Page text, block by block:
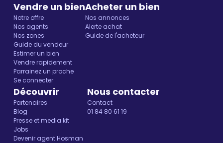
Vendre un bien
Notre offre
Nos agents
Nos zones
Guide du vendeur
Estimer un bien
Vendre rapidement
Parrainez un proche
Se connecter
Acheter un bien
Nos annonces
Alerte achat
Guide de l'acheteur
Découvrir
Partenaires
Blog
Presse et media kit
Jobs
Devenir agent Hosman
Nous contacter
Contact
01 84 80 61 19